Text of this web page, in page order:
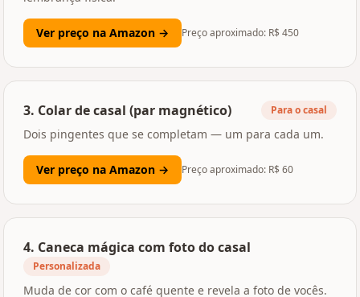
Ver preço na Amazon → Preço aproximado: R$ 450
3. Colar de casal (par magnético) Para o casal
Dois pingentes que se completam — um para cada um.
Ver preço na Amazon → Preço aproximado: R$ 60
4. Caneca mágica com foto do casal
Personalizada
Muda de cor com o café quente e revela a foto de vocês.